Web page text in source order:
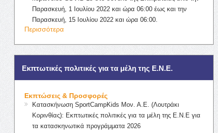
Παρασκευή, 1 Ιουλίου 2022 και ώρα 06:00 έως και την
Παρασκευή, 15 Ιουλίου 2022 και ώρα 06:00.
Περισσότερα
Εκπτωτικές πολιτικές για τα μέλη της Ε.Ν.Ε.
Εκπτώσεις & Προσφορές
Κατασκήνωση SportCampKids Μον. Α.Ε. (Λουτράκι
Κορινθίας): Εκπτωτικές πολιτικές για τα μέλη της Ε.Ν.Ε για
τα κατασκηνωτικά προγράμματα 2026